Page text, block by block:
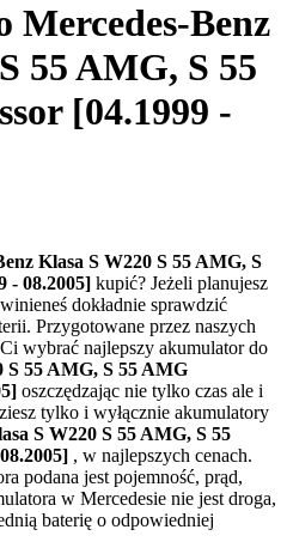
Mercedes-Benz
55 AMG, S 55
[04.1999 -
Klasa S W220 S 55 AMG, S
- 08.2005] kupić? Jeżeli planujesz
dokładnie sprawdzić
Przygotowane przez naszych
wybrać najlepszy akumulator do
S 55 AMG, S 55 AMG
oszczędzając nie tylko czas ale i
tylko i wyłącznie akumulatory
S W220 S 55 AMG, S 55
, w najlepszych cenach.
podana jest pojemność, prąd,
w Mercedesie nie jest droga,
baterię o odpowiedniej